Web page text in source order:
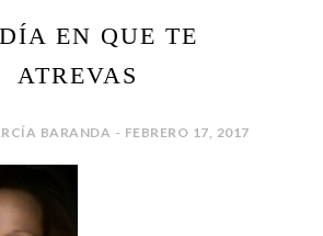
EN QUE TE
ATREVAS
BARANDA - FEBRERO 17, 2017